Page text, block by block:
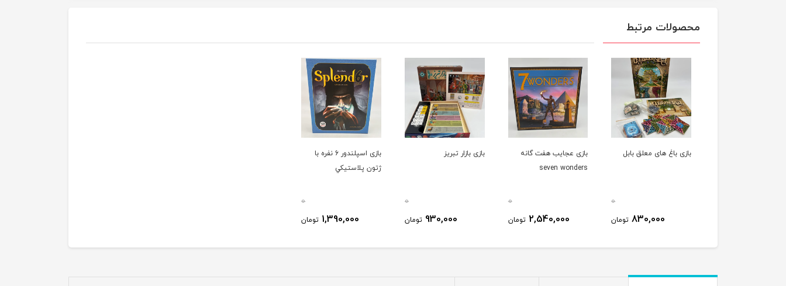
محصولات مرتبط
بازی باغ های معلق بابل
0
830,000 تومان
بازی عجایب هفت گانه
seven wonders
0
2,540,000 تومان
بازی بازار تبريز
0
930,000 تومان
بازی اسپلندور 6 نفره با
ژتون پلاستیکي
0
1,390,000 تومان